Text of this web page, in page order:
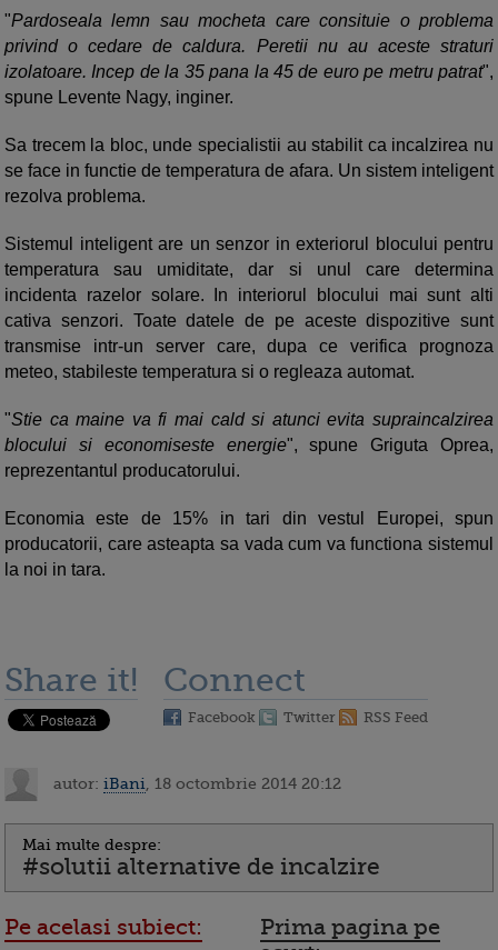
"Pardoseala lemn sau mocheta care consituie o problema
privind o cedare de caldura. Peretii nu au aceste straturi
izolatoare. Incep de la 35 pana la 45 de euro pe metru patrat",
spune Levente Nagy, inginer.
Sa trecem la bloc, unde specialistii au stabilit ca incalzirea nu
se face in functie de temperatura de afara. Un sistem inteligent
rezolva problema.
Sistemul inteligent are un senzor in exteriorul blocului pentru
temperatura sau umiditate, dar si unul care determina
incidenta razelor solare. In interiorul blocului mai sunt alti
cativa senzori. Toate datele de pe aceste dispozitive sunt
transmise intr-un server care, dupa ce verifica prognoza
meteo, stabileste temperatura si o regleaza automat.
"Stie ca maine va fi mai cald si atunci evita supraincalzirea
blocului si economiseste energie", spune Griguta Oprea,
reprezentantul producatorului.
Economia este de 15% in tari din vestul Europei, spun
producatorii, care asteapta sa vada cum va functiona sistemul
la noi in tara.
Share it! Connect
Facebook Twitter RSS Feed
autor: iBani , 18 octombrie 2014 20:12
Mai multe despre:
#solutii alternative de incalzire
Pe acelasi subiect:
Prima pagina pe